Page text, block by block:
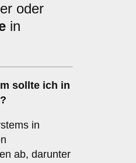
oder
in
sollte ich in
in
ab, darunter